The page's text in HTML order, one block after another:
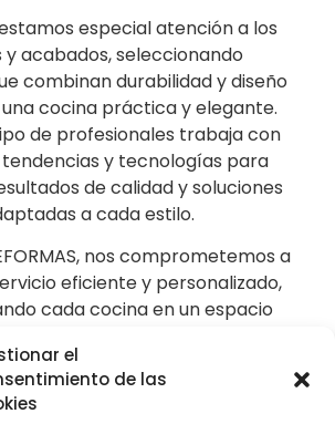
el
de las
especial atención a los
acabados, seleccionando
combinan durabilidad y diseño
cocina práctica y elegante.
de profesionales trabaja con
y tecnologías para
de calidad y soluciones
a cada estilo.
nos comprometemos a
eficiente y personalizado,
cada cocina en un espacio
del día a día.